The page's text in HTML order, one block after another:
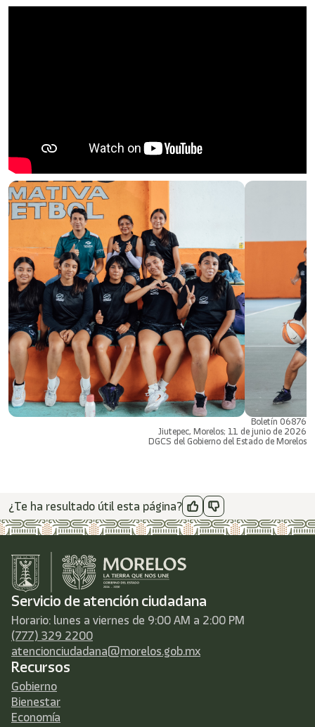
Boletín 06876
Jiutepec, Morelos; 11 de junio de 2026
DGCS del Gobierno del Estado de Morelos
¿Te ha resultado útil esta página?
Servicio de atención ciudadana
Horario: lunes a viernes de 9:00 AM a 2:00 PM
(777) 329 2200
atencionciudadana@morelos.gob.mx
Recursos
Gobierno
Bienestar
Economía